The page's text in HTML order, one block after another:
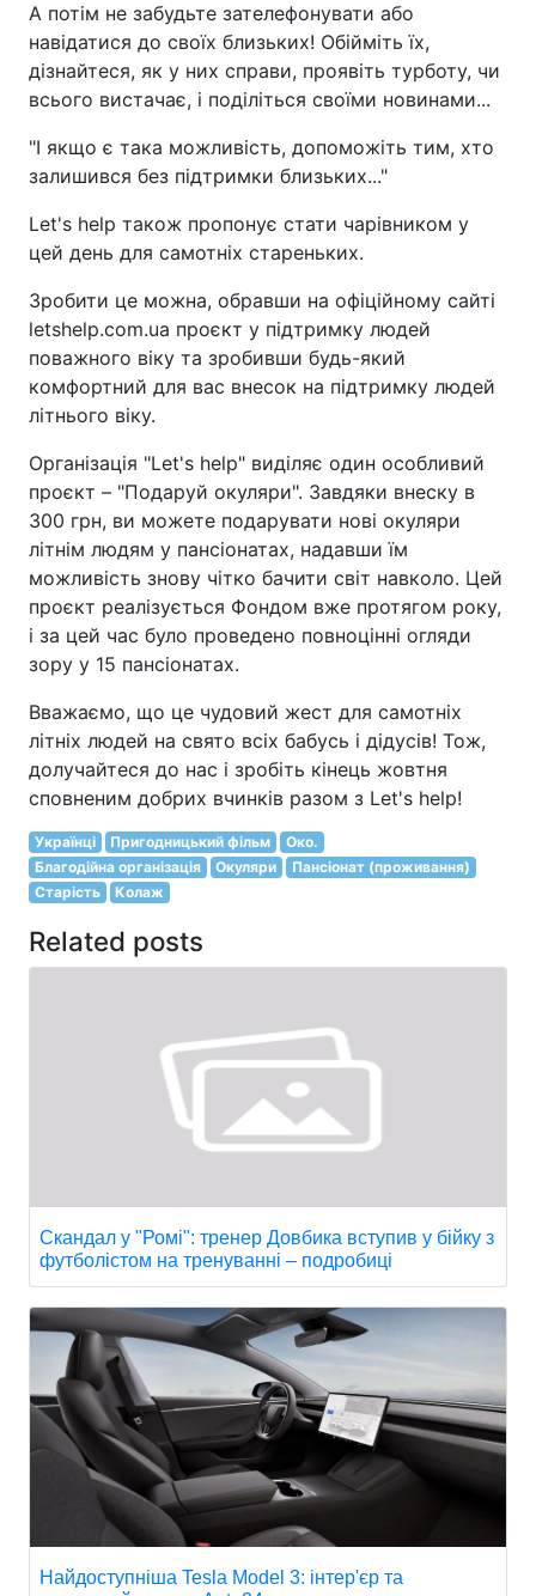
А потім не забудьте зателефонувати або
навідатися до своїх близьких! Обійміть їх,
дізнайтеся, як у них справи, проявіть турботу, чи
всього вистачає, і поділіться своїми новинами...
"І якщо є така можливість, допоможіть тим, хто
залишився без підтримки близьких..."
Let's helр також пропонує стати чарівником у
цей день для самотніх стареньких.
Зробити це можна, обравши на офіційному сайті
letshelp.com.ua проєкт у підтримку людей
поважного віку та зробивши будь-який
комфортний для вас внесок на підтримку людей
літнього віку.
Організація "Let's help" виділяє один особливий
проєкт – "Подаруй окуляри". Завдяки внеску в
300 грн, ви можете подарувати нові окуляри
літнім людям у пансіонатах, надавши їм
можливість знову чітко бачити світ навколо. Цей
проєкт реалізується Фондом вже протягом року,
і за цей час було проведено повноцінні огляди
зору у 15 пансіонатах.
Вважаємо, що це чудовий жест для самотніх
літніх людей на свято всіх бабусь і дідусів! Тож,
долучайтеся до нас і зробіть кінець жовтня
сповненим добрих вчинків разом з Let's help!
Українці Пригодницький фільм
Око.
Благодійна організація
Окуляри
Пансіонат (проживання)
Старість
Колаж
Related posts
Скандал у "Ромі": тренер Довбика вступив у бійку з
футболістом на тренуванні – подробиці
Найдоступніша Tesla Model 3: інтер'єр та